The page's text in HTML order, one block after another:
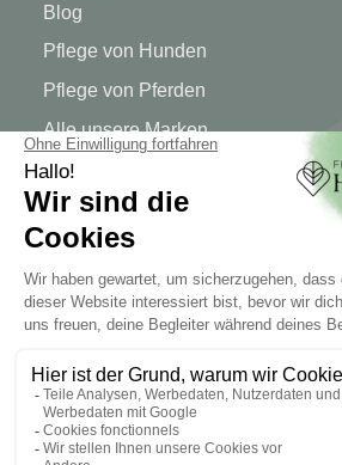
Blog
Pflege von Hunden
Pflege von Pferden
Alle unsere Marken
MEIN KONTO
Mein Konto
Authentifizierung
Seguimiento de pedidos
Cree su cuenta